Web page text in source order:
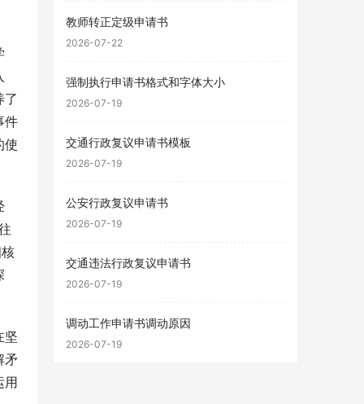
了
件
使
坚
矛
用
教师转正定级申请书
2026-07-22
强制执行申请书格式和字体大小
2026-07-19
交通行政复议申请书模板
2026-07-19
公安行政复议申请书
2026-07-19
交通违法行政复议申请书
2026-07-19
调动工作申请书调动原因
2026-07-19